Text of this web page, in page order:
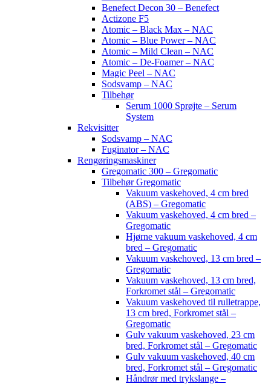
Benefect Decon 30 – Benefect
Actizone F5
Atomic – Black Max – NAC
Atomic – Blue Power – NAC
Atomic – Mild Clean – NAC
Atomic – De-Foamer – NAC
Magic Peel – NAC
Sodsvamp – NAC
Tilbehør
Serum 1000 Sprøjte – Serum
System
Rekvisitter
Sodsvamp – NAC
Fuginator – NAC
Rengøringsmaskiner
Gregomatic 300 – Gregomatic
Tilbehør Gregomatic
Vakuum vaskehoved, 4 cm bred
(ABS) – Gregomatic
Vakuum vaskehoved, 4 cm bred –
Gregomatic
Hjørne vakuum vaskehoved, 4 cm
bred – Gregomatic
Vakuum vaskehoved, 13 cm bred –
Gregomatic
Vakuum vaskehoved, 13 cm bred,
Forkromet stål – Gregomatic
Vakuum vaskehoved til rulletrappe,
13 cm bred, Forkromet stål –
Gregomatic
Gulv vakuum vaskehoved, 23 cm
bred, Forkromet stål – Gregomatic
Gulv vakuum vaskehoved, 40 cm
bred, Forkromet stål – Gregomatic
Håndrør med trykslange –